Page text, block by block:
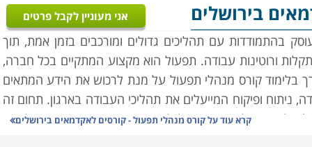
בירושלים אני מעוניין לקבל פרטים
בהתמודדות עם תהליכים גדולים ומורכבים בזמן אמת, תוך
ורוטינות עבודה. תפעול הוא מקצוע המתקיים בכל חברה,
בלימוד קורס מנהלי תפעול על מנת לרכוש את הידע המתאים
ניתוח ופיקוח המייעלים את תהליכי העבודה בארגון. תחום זה
מלאי, ניהול איכות, ניהול לוגיסטי והפצה. נושא התפעול הוא
קרא עוד עלקורס מנהלי תפעול - קורסים לאקדמאים בירושלים